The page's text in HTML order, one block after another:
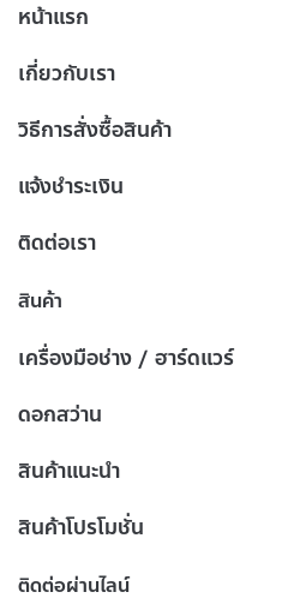
หน้าแรก
เกี่ยวกับเรา
วิธีการสั่งซื้อสินค้า
แจ้งชำระเงิน
ติดต่อเรา
สินค้า
เครื่องมือช่าง / ฮาร์ดแวร์
ดอกสว่าน
สินค้าแนะนำ
สินค้าโปรโมชั่น
ติดต่อผ่านไลน์